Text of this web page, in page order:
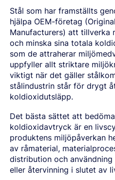
TILLVERKNING
SMIDE
MASKINBEARBETNING
VÄRMEBEHANDLING
GRUV- OCH
BERGBORRNING
ÖVRIGA GRUVVERKTYG
MINERALBEARBETNING
KOMPONENTSPECIFIKA
DRIVSYSTEM
CHASSIKOMPONENTER
ENERGI
OLJA OCH GAS
VINDKRAFT
SZ-STEEL®
WR-STEEL®
CROMAX®
STÅLSORTER
GENOMHÄRDANDE
SÄTTHÄRDNINGSSTÅL
ALLMÄNT
SEGHÄRDNINGSSTÅL
FJÄDERSTÅL
BORSTÅL
MARAGING-STÅL
FYRKANTSSTÅNG
PLATTSTÅNG
SPECIALPROFILER
SPECIALEGENSKAPER
VIDAREFÖRÄDLADE
DRAGEN STÅNG
SLIPAD STÅNG
SKALSVARVAD STÅNG
FÖRKOMPONENTER
FÖRKOMPONENTER
FÖRKOMPONENTER
HÅRDFÖRKROMADE
FÖRBÄTTRAD
CROMAX-STÅLSORTER
KOSTNADSEFFEKTIVA
SKRÄDDARSYDDA
DIGITALA VERKTYG
STEEL NAVIGATOR
OVATRACK
SKROT- OCH
FORSKNING OCH
ERFARENHET OCH
KVALITET
CERTIFIKAT OCH
OVAKO SCIENCE AND
HÅLLBARHET
MILJÖ
VÅR VÄG MOT
KLIMAT
EFFEKTIVA PROCESSER
PRODUKTER
ANVÄNDNING AV
ÅTERVINNINGSBARHET
INNEHÅLL
SOCIAL HÅLLBARHET
AFFÄRSETIK
STYRNING,
GLOBALA MÅLEN FÖR
KARRIÄR
LEDIGA TJÄNSTER
VARFÖR OVAKO?
ATT VÄXA HOS OVAKO
UTVECKLINGSPROGRAM
OM OVAKO
EN VÄRLD AV STÅL
VÅR HISTORIA
LEDNING
VÅR VERKSAMHET
STARK GLOBAL
PRODUKTIONSORTER
VÅR
PODCAST STÅLVERKET
DANIEL STÅHL
NYHETER OCH EVENTS
MÄSSOR OCH DIGITALA
BERÄTTELSER
STRENGTH OF STEEL
MEDIABANKEN
Svenska
Sales Units
Nordeuropa
Stål som har framställts
hjälpa OEM-företag
Manufacturers) att tillverka
och minska sina totala
som de attraherar
uppfyller allt striktare
viktigt när det gäller
stålindustrin står för drygt
koldioxidutsläpp.
Det bästa sättet att
koldioxidavtryck är en
produktens miljöpåverkan
av råmaterial,
distribution och
eller återvinning i slutet av